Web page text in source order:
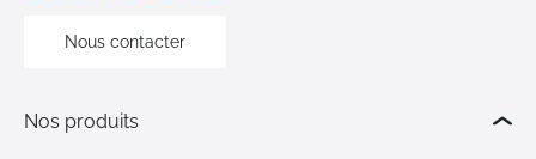
Nous contacter
Nos produits